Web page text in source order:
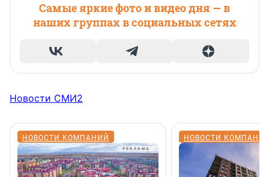
Самые яркие фото и видео дня — в
наших группах в социальных сетях
Новости СМИ2
НОВОСТИ КОМПАНИЙ НОВОСТИ